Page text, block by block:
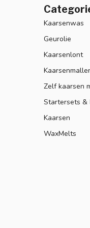
Kaarsenwas
Geurolie
Kaarsenlont
Zelf kaarsen
Startersets &
Kaarsen
WaxMelts